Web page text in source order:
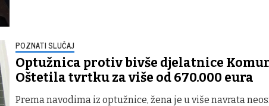
POZNATI SLUČAJ
Optužnica protiv bivše djelatnice
Oštetila tvrtku za više od 670.000 eura
Prema navodima iz optužnice, žena je u više navrata